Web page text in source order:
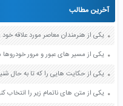
آخرین مطالب
یکی از مسیر های عبور و مرور